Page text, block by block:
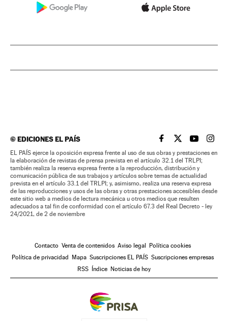
©EDICIONES EL PAÍS EL PAÍS BRASIL EN
EL PAÍSEL PAÍS
EL
EL PAÍS ejerce la oposición expresa frente al uso de sus obras y prestaciones en
la elaboración de revistas de prensa prevista en el artículo 32.1 del TRLPI;
también realiza la reserva expresa frente a la reproducción, distribución y
comunicación pública de sus trabajos y artículos sobre temas de actualidad
prevista en el artículo 33.1 del TRLPI; y, asimismo, realiza una reserva expresa
de las reproducciones y usos de las obras y otras prestaciones accesibles desde
este sitio web a medios de lectura mecánica u otros medios que resulten
adecuados a tal fin de conformidad con el artículo 67.3 del Real Decreto - ley
24/2021, de 2 de noviembre
Contacto Venta de contenidos Aviso legal
Política cookies
Política de privacidad
Mapa Suscripciones EL PAÍS Suscripciones empresas
RSS
Índice Noticias de hoy